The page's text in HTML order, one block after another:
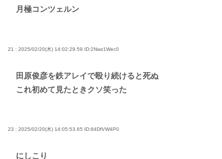
月極コンツェルン
21 : 2025/02/20(木) 14:02:29.59 ID:2Nwz1Wec0
田原俊彦を鉄アレイで殴り続けると死ぬ
これ初めて見たときクソ笑った
23 : 2025/02/20(木) 14:05:53.65 ID:84DfVW4P0
にしこり